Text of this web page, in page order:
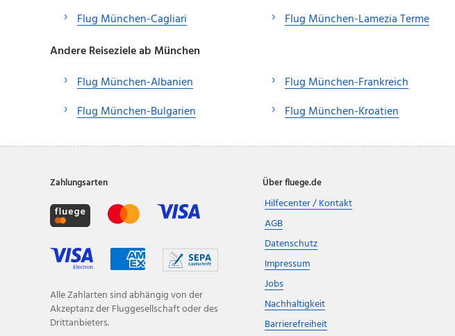
Flug München-Cagliari
Flug München-Lamezia Terme
Andere Reiseziele ab München
Flug München-Albanien
Flug München-Bulgarien
Flug München-Frankreich
Flug München-Kroatien